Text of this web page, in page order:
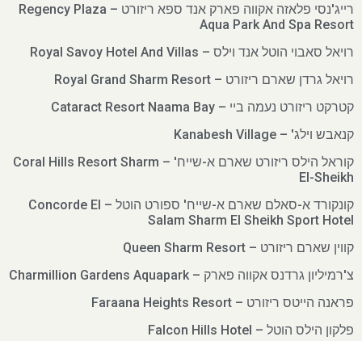
רייג'נסי פלאזה אקווה פארק אנד ספא ריזורט – Regency Plaza
Aqua Park And Spa Resort
רויאל סאבוי הוטל אנד וילס – Royal Savoy Hotel And Villas
רויאל גרדן שארם ריזורט – Royal Grand Sharm Resort
קטרקט ריזורט נעמה ביי – Cataract Resort Naama Bay
קנאבש וילג' – Kanabesh Village
קוראל הילס ריזורט שארם א-שייח' – Coral Hills Resort Sharm
El-Sheikh
קונקורד א-סאלם שארם א-שייח' ספורט הוטל – Concorde El
Salam Sharm El Sheikh Sport Hotel
קווין שארם ריזורט – Queen Sharm Resort
צ'רמיליון גרדנס אקווה פארק – Charmillion Gardens Aquapark
פראנה הייטס ריזורט – Faraana Heights Resort
פלקון הילס הוטל – Falcon Hills Hotel